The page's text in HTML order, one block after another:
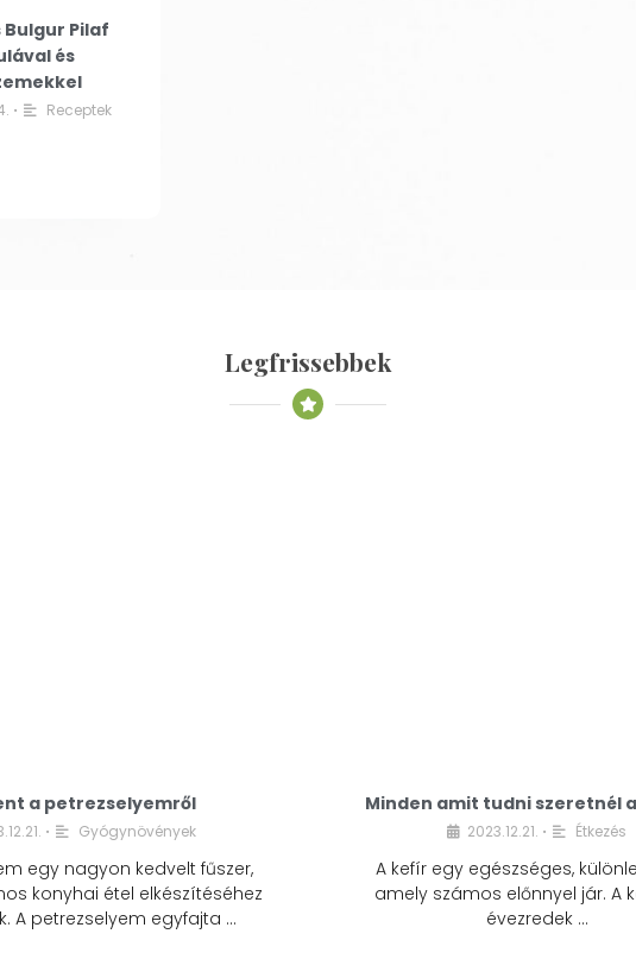
Bulgur Pilaf
és
• Receptek
Legfrissebbek
a petrezselyemről
• Gyógynövények
egy nagyon kedvelt fűszer,
konyhai étel elkészítéséhez
A petrezselyem egyfajta …
Minden amit tudni szeretnél
2023.12.21. • Étkezés
A kefír egy egészséges,
amely számos előnnyel jár. A
évezredek …